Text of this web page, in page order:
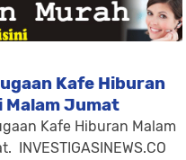
Kafe Hiburan
Malam Jumat
Kafe Hiburan Malam
INVESTIGASINEWS.CO